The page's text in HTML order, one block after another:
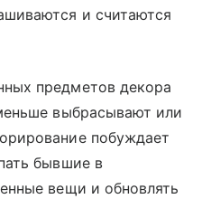
и считаются
предметов декора
выбрасывают или
побуждает
бывшие в
вещи и обновлять